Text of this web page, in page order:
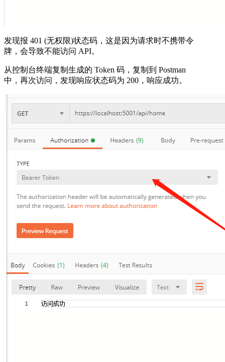
发现报 401 (无权限)状态码，这是因为请求时不携带令
牌，会导致不能访问 API。
从控制台终端复制生成的 Token 码，复制到 Postman
中，再次访问，发现响应状态码为 200，响应成功。